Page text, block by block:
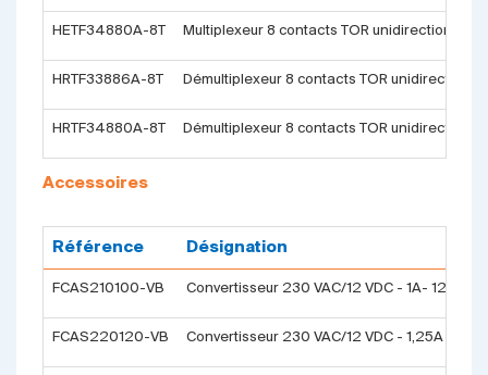
HETF34880A-8T Multiplexeur 8 contacts TOR unidirectionnels
HRTF33886A-8T Démultiplexeur 8 contacts TOR
HRTF34880A-8T Démultiplexeur 8 contacts TOR
Accessoires
Référence Désignation
FCAS210100-VB Convertisseur 230 VAC/12 VDC - 1A- 12W -
FCAS220120-VB Convertisseur 230 VAC/12 VDC - 1,25A - 15 W